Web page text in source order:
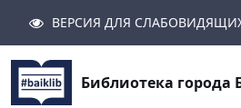
ПоискВЕРСИЯ ДЛЯ
Библиотека города